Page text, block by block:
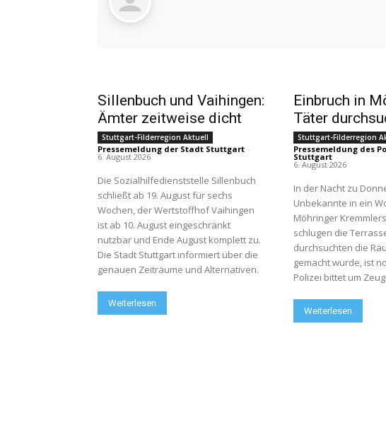
Sillenbuch und Vaihingen:
Ämter zeitweise dicht
Stuttgart-Filderregion Aktuell
Pressemeldung der Stadt Stuttgart -
6. August 2026
Die Sozialhilfedienststelle Sillenbuch
schließt ab 19. August für sechs
Wochen, der Wertstoffhof Vaihingen
ist ab 10. August eingeschränkt
nutzbar und Ende August komplett zu.
Die Stadt Stuttgart informiert über die
genauen Zeiträume und Alternativen.
Weiterlesen
Einbruch in
Täter
Stuttgart-Filderregion
Pressemeldung des
Stuttgart -
6. August 2026
In der Nacht zu
Unbekannte in ein
Möhringer
schlugen die
durchsuchten die
gemacht wurde, ist
Polizei bittet um
Weiterlesen